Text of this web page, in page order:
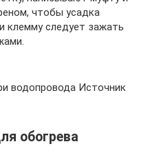
чтобы усадка
клемму следует зажать
водопровода Источник
обогрева